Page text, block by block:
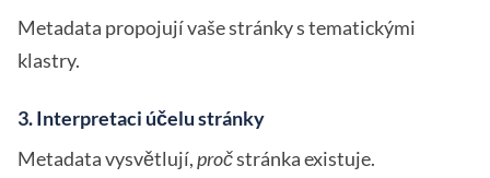
Metadata propojují vaše stránky s tematickými
klastry.
3. Interpretaci účelu stránky
Metadata vysvětlují,pročstránka existuje.